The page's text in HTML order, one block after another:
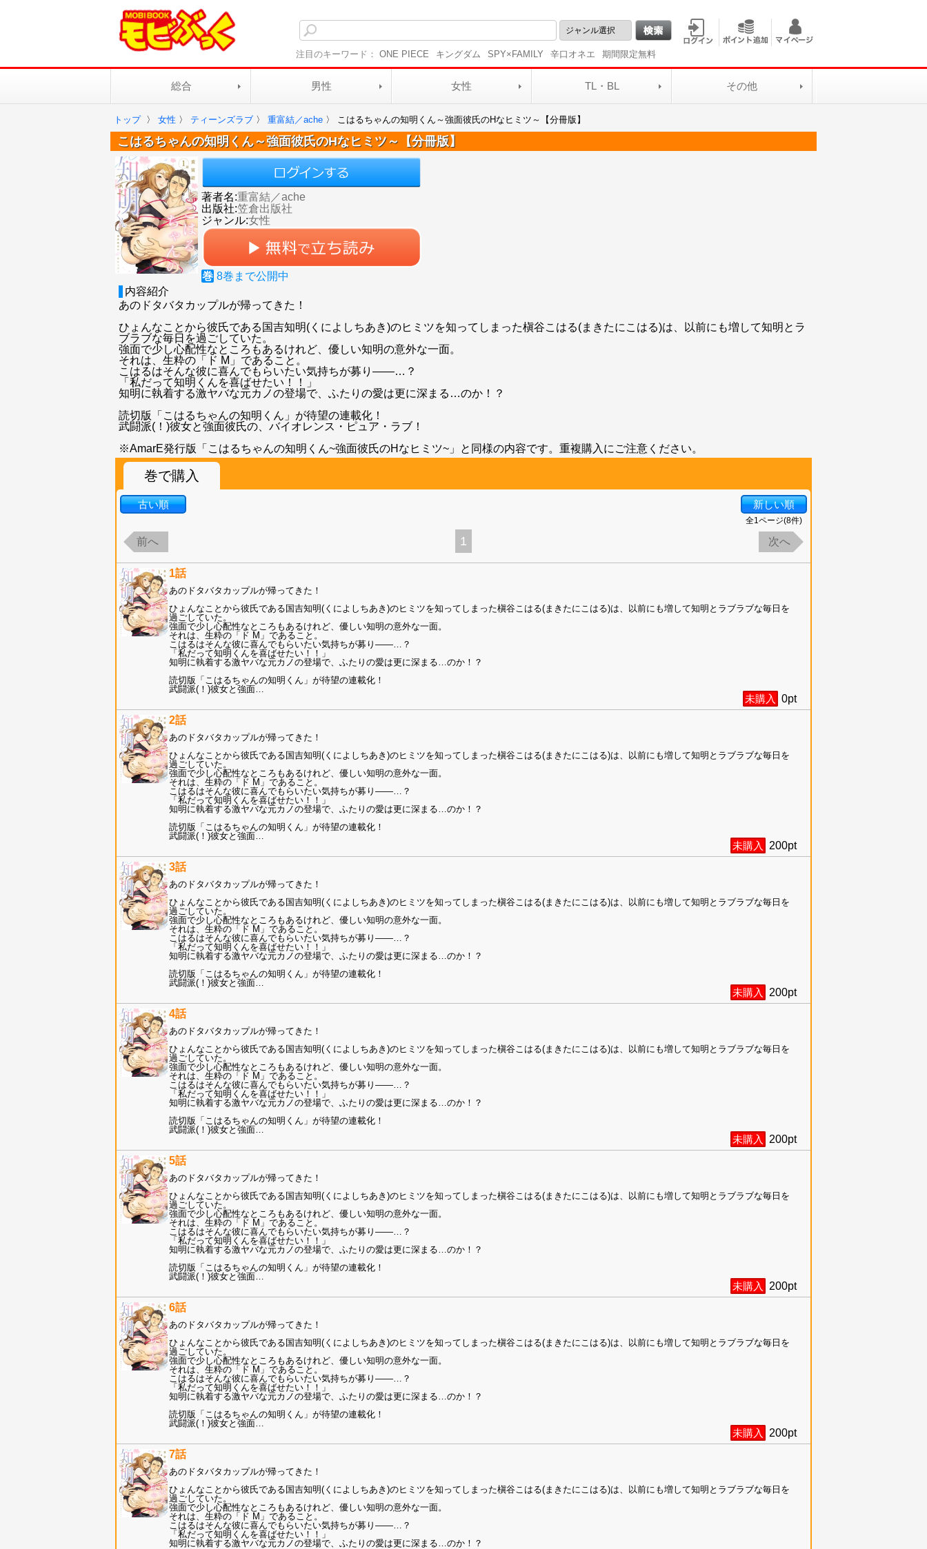
注目のキーワード： ONE PIECE キングダム SPY×FAMILY 辛口オネエ 期間限定無料
総合 男性 女性 TL・BL その他
トップ 〉 女性 〉 ティーンズラブ 〉 重富結／ache 〉 こはるちゃんの知明くん～強面彼氏のHなヒミツ～【分冊版】
こはるちゃんの知明くん～強面彼氏のHなヒミツ～【分冊版】
著者名:重富結／ache
出版社:笠倉出版社
ジャンル:女性
巻 8巻まで公開中
内容紹介
あのドタバタカップルが帰ってきた！
ひょんなことから彼氏である国吉知明(くによしちあき)のヒミツを知ってしまった槇谷こはる(まきたにこはる)は、以前にも増して知明とラ
ブラブな毎日を過ごしていた。
強面で少し心配性なところもあるけれど、優しい知明の意外な一面。
それは、生粋の「ド M」であること。
こはるはそんな彼に喜んでもらいたい気持ちが募り――…？
「私だって知明くんを喜ばせたい！！」
知明に執着する激ヤバな元カノの登場で、ふたりの愛は更に深まる…のか！？
読切版「こはるちゃんの知明くん」が待望の連載化！
武闘派(！)彼女と強面彼氏の、バイオレンス・ピュア・ラブ！
※AmarE発行版「こはるちゃんの知明くん~強面彼氏のHなヒミツ~」と同様の内容です。重複購入にご注意ください。
巻で購入
古い順 新しい順
全1ページ(8件)
前へ 1 次へ
1話
あのドタバタカップルが帰ってきた！
ひょんなことから彼氏である国吉知明(くによしちあき)のヒミツを知ってしまった槇谷こはる(まきたにこはる)は、以前にも増して知明とラブラブな毎日を
過ごしていた。
強面で少し心配性なところもあるけれど、優しい知明の意外な一面。
それは、生粋の「ド M」であること。
こはるはそんな彼に喜んでもらいたい気持ちが募り――…？
「私だって知明くんを喜ばせたい！！」
知明に執着する激ヤバな元カノの登場で、ふたりの愛は更に深まる…のか！？
読切版「こはるちゃんの知明くん」が待望の連載化！
武闘派(！)彼女と強面
未購入 0pt
2話
あのドタバタカップルが帰ってきた！
ひょんなことから彼氏である国吉知明(くによしちあき)のヒミツを知ってしまった槇谷こはる(まきたにこはる)は、以前にも増して知明とラブラブな毎日を
過ごしていた。
強面で少し心配性なところもあるけれど、優しい知明の意外な一面。
それは、生粋の「ド M」であること。
こはるはそんな彼に喜んでもらいたい気持ちが募り――…？
「私だって知明くんを喜ばせたい！！」
知明に執着する激ヤバな元カノの登場で、ふたりの愛は更に深まる…のか！？
読切版「こはるちゃんの知明くん」が待望の連載化！
武闘派(！)彼女と強面
未購入 200pt
3話
あのドタバタカップルが帰ってきた！
ひょんなことから彼氏である国吉知明(くによしちあき)のヒミツを知ってしまった槇谷こはる(まきたにこはる)は、以前にも増して知明とラブラブな毎日を
過ごしていた。
強面で少し心配性なところもあるけれど、優しい知明の意外な一面。
それは、生粋の「ド M」であること。
こはるはそんな彼に喜んでもらいたい気持ちが募り――…？
「私だって知明くんを喜ばせたい！！」
知明に執着する激ヤバな元カノの登場で、ふたりの愛は更に深まる…のか！？
読切版「こはるちゃんの知明くん」が待望の連載化！
武闘派(！)彼女と強面
未購入 200pt
4話
あのドタバタカップルが帰ってきた！
ひょんなことから彼氏である国吉知明(くによしちあき)のヒミツを知ってしまった槇谷こはる(まきたにこはる)は、以前にも増して知明とラブラブな毎日を
過ごしていた。
強面で少し心配性なところもあるけれど、優しい知明の意外な一面。
それは、生粋の「ド M」であること。
こはるはそんな彼に喜んでもらいたい気持ちが募り――…？
「私だって知明くんを喜ばせたい！！」
知明に執着する激ヤバな元カノの登場で、ふたりの愛は更に深まる…のか！？
読切版「こはるちゃんの知明くん」が待望の連載化！
武闘派(！)彼女と強面
未購入 200pt
5話
あのドタバタカップルが帰ってきた！
ひょんなことから彼氏である国吉知明(くによしちあき)のヒミツを知ってしまった槇谷こはる(まきたにこはる)は、以前にも増して知明とラブラブな毎日を
過ごしていた。
強面で少し心配性なところもあるけれど、優しい知明の意外な一面。
それは、生粋の「ド M」であること。
こはるはそんな彼に喜んでもらいたい気持ちが募り――…？
「私だって知明くんを喜ばせたい！！」
知明に執着する激ヤバな元カノの登場で、ふたりの愛は更に深まる…のか！？
読切版「こはるちゃんの知明くん」が待望の連載化！
武闘派(！)彼女と強面
未購入 200pt
6話
あのドタバタカップルが帰ってきた！
ひょんなことから彼氏である国吉知明(くによしちあき)のヒミツを知ってしまった槇谷こはる(まきたにこはる)は、以前にも増して知明とラブラブな毎日を
過ごしていた。
強面で少し心配性なところもあるけれど、優しい知明の意外な一面。
それは、生粋の「ド M」であること。
こはるはそんな彼に喜んでもらいたい気持ちが募り――…？
「私だって知明くんを喜ばせたい！！」
知明に執着する激ヤバな元カノの登場で、ふたりの愛は更に深まる…のか！？
読切版「こはるちゃんの知明くん」が待望の連載化！
武闘派(！)彼女と強面
未購入 200pt
7話
あのドタバタカップルが帰ってきた！
ひょんなことから彼氏である国吉知明(くによしちあき)のヒミツを知ってしまった槇谷こはる(まきたにこはる)は、以前にも増して知明とラブラブな毎日を
過ごしていた。
強面で少し心配性なところもあるけれど、優しい知明の意外な一面。
それは、生粋の「ド M」であること。
こはるはそんな彼に喜んでもらいたい気持ちが募り――…？
「私だって知明くんを喜ばせたい！！」
知明に執着する激ヤバな元カノの登場で、ふたりの愛は更に深まる…のか！？